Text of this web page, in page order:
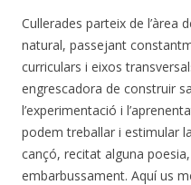
Cullerades parteix de l’àrea
natural, passejant
curriculars i eixos
engrescadora de construir
l’experimentació i
podem treballar i estimular
cançó, recitat alguna
embarbussament. Aquí us